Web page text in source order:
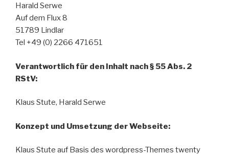
Harald Serwe
Auf dem Flux 8
51789 Lindlar
Tel +49 (0) 2266 471651
Verantwortlich für den Inhalt nach § 55 Abs. 2
RStV:
Klaus Stute, Harald Serwe
Konzept und Umsetzung der Webseite:
Klaus Stute auf Basis des wordpress-Themes twenty